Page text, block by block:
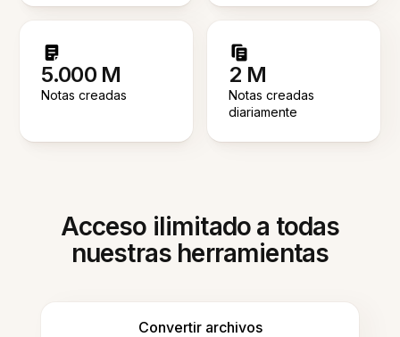
5.000 M
Notas creadas
2 M
Notas creadas
diariamente
Acceso ilimitado a todas
nuestras herramientas
Convertir archivos